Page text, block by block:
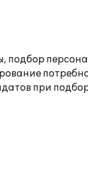
подбор
при